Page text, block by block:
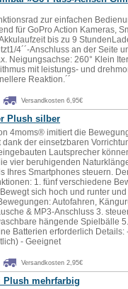
zur einfachen
für GoPro Action Kameras,
bis zu 9
4´´-Anschluss an der Seite
Neigungsachse: 260° Klein
mit leistungs- und
Reaktion.´´
Versandkosten 6,95€
Plush silber
4moms® imitiert die
der einsetzbaren
Lautsprecher
vier beruhigenden
Ihres Smartphones steuern.
1. fünf verschiedene
sich hoch und runter
Autofahren,
& MP3-Anschluss 3.
hängende Spielbälle
Batterien erforderlich Details:
- Geeignet
Versandkosten 2,95€
Plush mehrfarbig